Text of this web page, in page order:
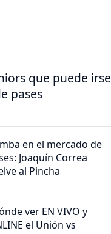
que puede irse
pases
en el mercado de
Joaquín Correa
al Pincha
ver EN VIVO y
el Unión vs